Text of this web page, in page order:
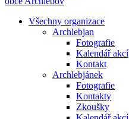
Všechny organizace
Archlebjan
Fotografie
Kalendář akcí
Kontakt
Archlebjánek
Fotografie
Kontakty
Zkoušky